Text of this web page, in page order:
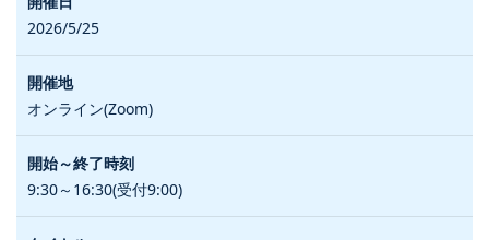
2026/5/25
オンライン(Zoom)
9:30～16:30(受付9:00)